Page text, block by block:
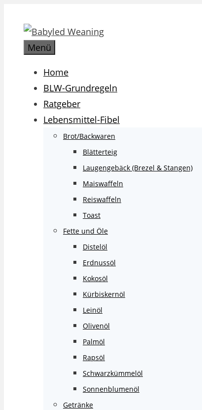
Inhalt
springenMenü
Home
BLW-Grundregeln
Ratgeber
Lebensmittel-Fibel
Brot/Backwaren
Blätterteig
Laugengebäck (Brezel & Stangen)
Maiswaffeln
Reiswaffeln
Toast
Fette und Öle
Distelöl
Erdnussöl
Kokosöl
Kürbiskernöl
Leinöl
Olivenöl
Palmöl
Rapsöl
Schwarzkümmelöl
Sonnenblumenöl
Getränke